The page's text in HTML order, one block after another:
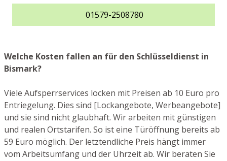
01579-2508780
Welche Kosten fallen an für den Schlüsseldienst in
Bismark?
Viele Aufsperrservices locken mit Preisen ab 10 Euro pro
Entriegelung. Dies sind [Lockangebote, Werbeangebote]
und sie sind nicht glaubhaft. Wir arbeiten mit günstigen
und realen Ortstarifen. So ist eine Türöffnung bereits ab
59 Euro möglich. Der letztendliche Preis hängt immer
vom Arbeitsumfang und der Uhrzeit ab. Wir beraten Sie